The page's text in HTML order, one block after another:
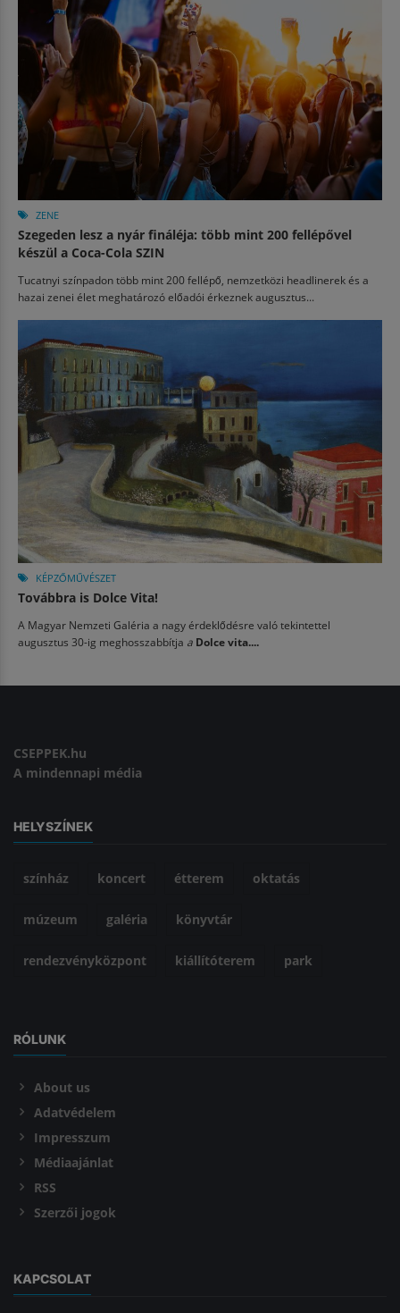
ZENE
Szegeden lesz a nyár fináléja: több mint 200 fellépővel
készül a Coca-Cola SZIN
Tucatnyi színpadon több mint 200 fellépő, nemzetközi headlinerek és a
hazai zenei élet meghatározó előadói érkeznek augusztus...
KÉPZŐMŰVÉSZET
Továbbra is Dolce Vita!
A Magyar Nemzeti Galéria a nagy érdeklődésre való tekintettel
augusztus 30-ig meghosszabbítja a Dolce vita....
CSEPPEK.hu
A mindennapi média
HELYSZÍNEK
színház koncert étterem oktatás
múzeum galéria könyvtár
rendezvényközpont kiállítóterem park
RÓLUNK
About us
Adatvédelem
Impresszum
Médiaajánlat
RSS
Szerzői jogok
KAPCSOLAT